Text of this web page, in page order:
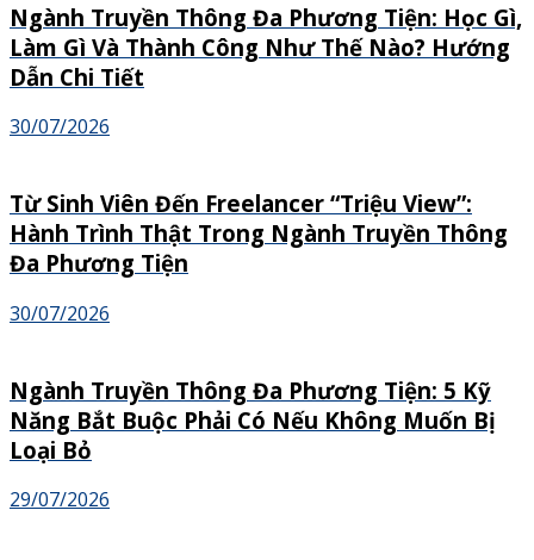
Ngành Truyền Thông Đa Phương Tiện: Học Gì,
Làm Gì Và Thành Công Như Thế Nào? Hướng
Dẫn Chi Tiết
30/07/2026
Từ Sinh Viên Đến Freelancer “Triệu View”:
Hành Trình Thật Trong Ngành Truyền Thông
Đa Phương Tiện
30/07/2026
Ngành Truyền Thông Đa Phương Tiện: 5 Kỹ
Năng Bắt Buộc Phải Có Nếu Không Muốn Bị
Loại Bỏ
29/07/2026